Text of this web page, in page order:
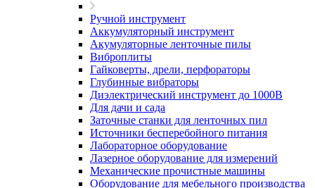
Ручной инструмент
Аккумуляторный инструмент
Акумуляторные ленточные пилы
Виброплиты
Гайковерты, дрели, перфораторы
Глубинные вибраторы
Диэлектрический инструмент до 1000В
Для дачи и сада
Заточные станки для ленточных пил
Источники бесперебойного питания
Лабораторное оборудование
Лазерное оборудование для измерений
Механические прочистные машины
Оборудование для мебельного производства